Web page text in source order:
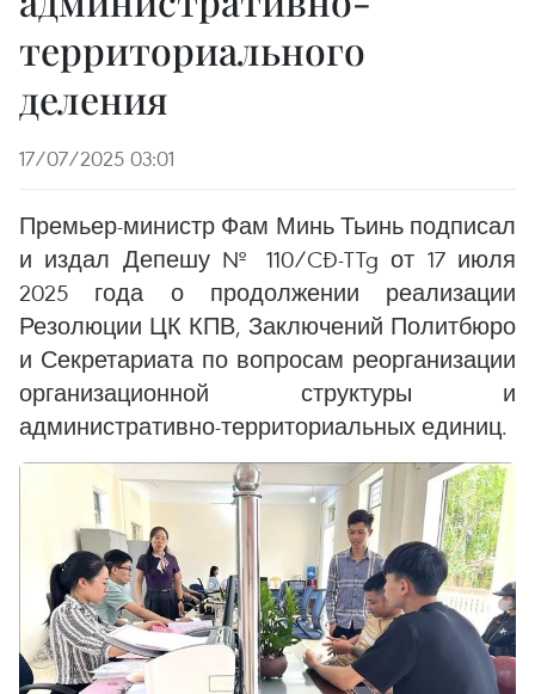
территориального
деления
17/07/2025 03:01
Премьер-министр Фам Минь Тьинь подписал
и издал Депешу № 110/CĐ-TTg от 17 июля
2025 года о продолжении реализации
Резолюции ЦК КПВ, Заключений Политбюро
и Секретариата по вопросам реорганизации
организационной структуры и
административно-территориальных единиц.